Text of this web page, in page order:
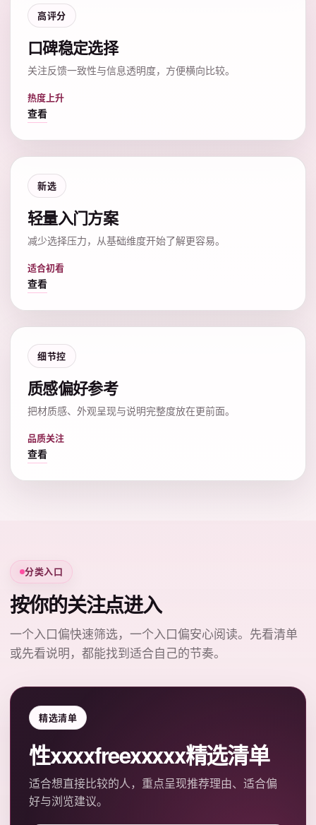
高评分
口碑稳定选择
关注反馈一致性与信息透明度，方便横向比较。
热度上升
查看
新选
轻量入门方案
减少选择压力，从基础维度开始了解更容易。
适合初看
查看
细节控
质感偏好参考
把材质感、外观呈现与说明完整度放在更前面。
品质关注
查看
分类入口
按你的关注点进入
一个入口偏快速筛选，一个入口偏安心阅读。先看清单
或先看说明，都能找到适合自己的节奏。
精选清单
性xxxxfreexxxxx精选清单
适合想直接比较的人，重点呈现推荐理由、适合偏
好与浏览建议。